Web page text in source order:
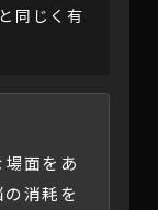
同じく有
面をあ
消耗を